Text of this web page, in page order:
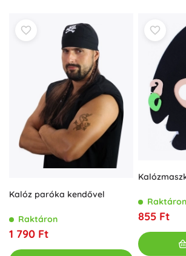
Kalóz paróka kendővel
Raktáron
1 790 Ft
Raktáron
855 Ft